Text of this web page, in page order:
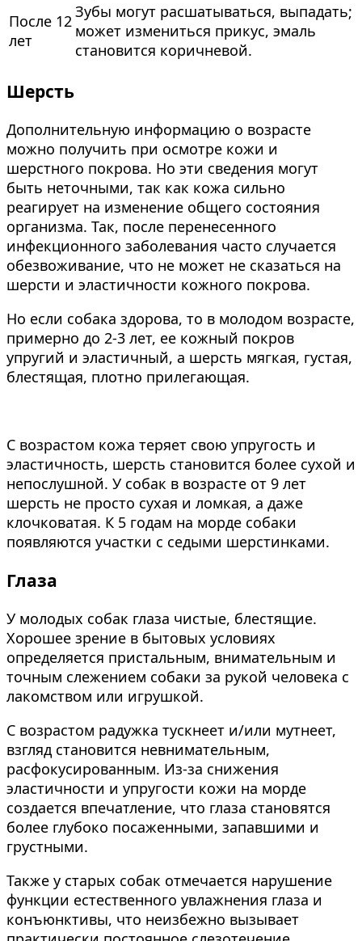
После 12
лет
Зубы могут расшатываться, выпадать;
может измениться прикус, эмаль
становится коричневой.
Шерсть
Дополнительную информацию о возрасте
можно получить при осмотре кожи и
шерстного покрова. Но эти сведения могут
быть неточными, так как кожа сильно
реагирует на изменение общего состояния
организма. Так, после перенесенного
инфекционного заболевания часто случается
обезвоживание, что не может не сказаться на
шерсти и эластичности кожного покрова.
Но если собака здорова, то в молодом возрасте,
примерно до 2-3 лет, ее кожный покров
упругий и эластичный, а шерсть мягкая, густая,
блестящая, плотно прилегающая.
С возрастом кожа теряет свою упругость и
эластичность, шерсть становится более сухой и
непослушной. У собак в возрасте от 9 лет
шерсть не просто сухая и ломкая, а даже
клочковатая. К 5 годам на морде собаки
появляются участки с седыми шерстинками.
Глаза
У молодых собак глаза чистые, блестящие.
Хорошее зрение в бытовых условиях
определяется пристальным, внимательным и
точным слежением собаки за рукой человека с
лакомством или игрушкой.
С возрастом радужка тускнеет и/или мутнеет,
взгляд становится невнимательным,
расфокусированным. Из-за снижения
эластичности и упругости кожи на морде
создается впечатление, что глаза становятся
более глубоко посаженными, запавшими и
грустными.
Также у старых собак отмечается нарушение
функции естественного увлажнения глаза и
конъюнктивы, что неизбежно вызывает